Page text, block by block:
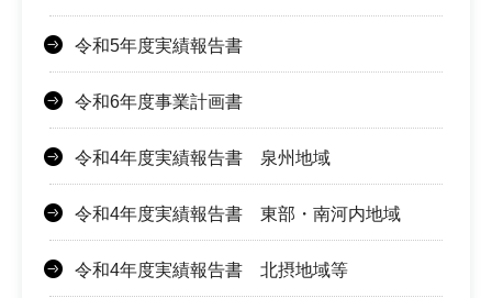
令和5年度実績報告書
令和6年度事業計画書
令和4年度実績報告書 泉州地域
令和4年度実績報告書 東部・南河内地域
令和4年度実績報告書 北摂地域等